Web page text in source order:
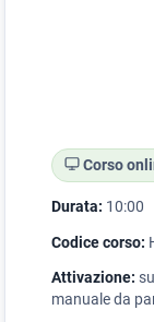
Corso
Durata: 10:00
Codice corso:
Attivazione:
manuale da